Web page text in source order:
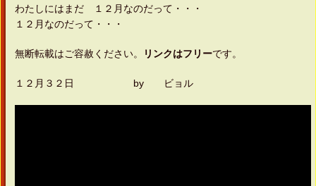
わたしにはまだ １２月なのだって・・・
１２月なのだって・・・
無断転載はご容赦ください。 リンクはフリーです。
１２月３２日 by ビョル